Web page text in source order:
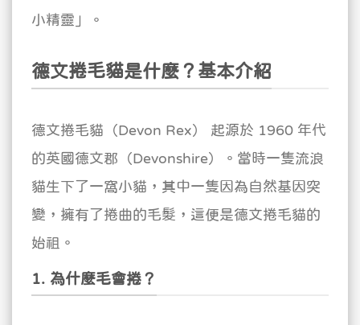
小精靈」。
德文捲毛貓是什麼？基本介紹
德文捲毛貓（Devon Rex） 起源於 1960 年代
的英國德文郡（Devonshire）。當時一隻流浪
貓生下了一窩小貓，其中一隻因為自然基因突
變，擁有了捲曲的毛髮，這便是德文捲毛貓的
始祖。
1. 為什麼毛會捲？